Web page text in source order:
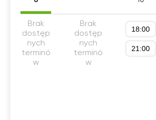
Brak
dostęp
nych
terminó
w
Brak
dostęp
nych
terminó
w
18:00
21:00